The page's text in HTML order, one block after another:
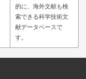
的に、海外文献も検
索できる科学技術文
献データベースで
す。